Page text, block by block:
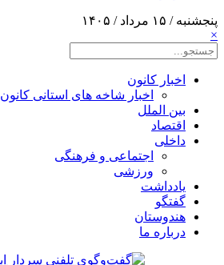
پنجشنبه / ۱۵ مرداد / ۱۴۰۵
×
اخبار کانون
اخبار شاخه های استانی کانون
بین الملل
اقتصاد
داخلی
اجتماعی و فرهنگی
ورزشی
یادداشت
گفتگو
هندوستان
درباره ما